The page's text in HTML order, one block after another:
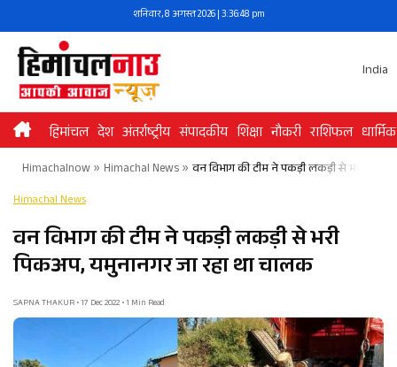
to
content
शनिवार, 8 अगस्त 2026 | 3:36:48 pm
India
हिमांचल देश अंतर्राष्ट्रीय संपादकीय शिक्षा नौकरी राशिफल धार्मिक
Himachalnow» Himachal News» वन विभाग की टीम ने पकड़ी लकड़ी से भरी
Himachal News
वन विभाग की टीम ने पकड़ी लकड़ी से भरी
पिकअप, यमुनानगर जा रहा था चालक
SAPNA THAKUR • 17 Dec 2022 • 1 Min Read